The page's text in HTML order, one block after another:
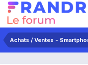
Achats / Ventes -